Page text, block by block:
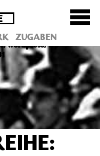
ist seit
wordpress/wp-
ZUGABEN